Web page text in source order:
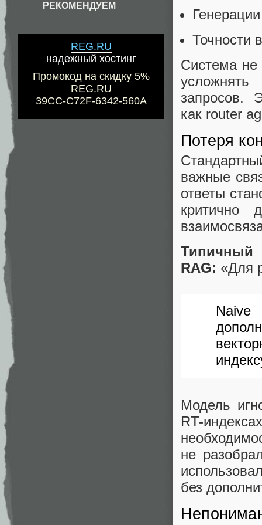
РЕКОМЕНДУЕМ
REG.RU
надежный хостинг
Промокод на скидку 5%
REG.RU
39CC-C72F-6342-560A
Точности
Система не
запросов.
как router
Потеря
важные
ответы
критично
RAG: «Для
Модель
RT-
не
без